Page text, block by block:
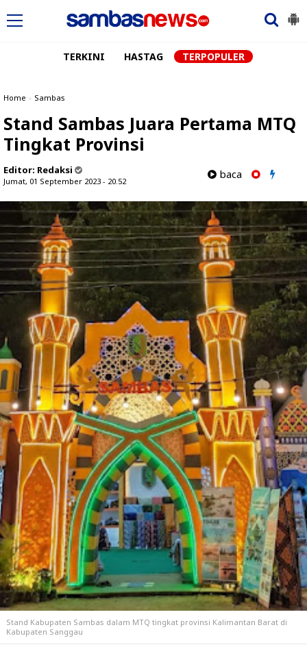
TERKINI HASTAG TERPOPULER
Home » Sambas
Stand Sambas Juara Pertama MTQ
Tingkat Provinsi
Editor: Redaksi
Jumat, 01 September 2023 - 20.52
baca
Stand Kabupaten Sambas dalam MTQ tingkat provinsi Kalimantan Barat di
Kabupaten Sanggau